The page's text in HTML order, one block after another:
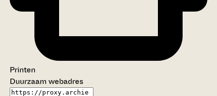
Printen
Duurzaam webadres